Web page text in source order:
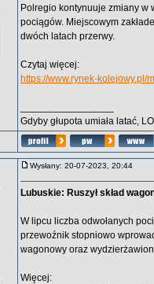
Polregio kontynuuje zmiany w
pociągów. Miejscowym
dwóch latach przerwy.
Czytaj więcej:
https://www.rynek-
Gdyby głupota umiała latać,
Wysłany: 20-07-2023, 20:44
Lubuskie: Ruszył skład
W lipcu liczba odwołanych
przewoźnik stopniowo
wagonowy oraz
Więcej: